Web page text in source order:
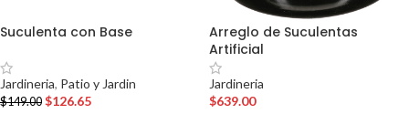
Suculenta con Base
Jardineria, Patio y Jardin
$149.00 $126.65
Arreglo de Suculentas
Artificial
Jardineria
$639.00